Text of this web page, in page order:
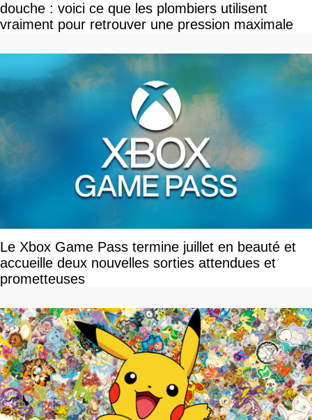
douche : voici ce que les plombiers utilisent
vraiment pour retrouver une pression maximale
Le Xbox Game Pass termine juillet en beauté et
accueille deux nouvelles sorties attendues et
prometteuses